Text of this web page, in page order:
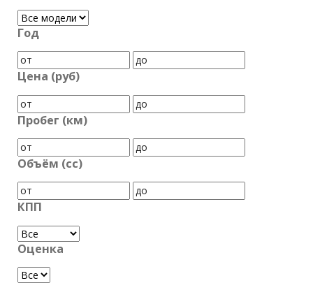
Год
Цена (руб)
Пробег (км)
Объём (cc)
КПП
Оценка